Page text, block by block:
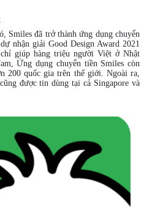
Smiles đã trở thành ứng dụng chuyển
nhận giải Good Design Award 2021
giúp hàng triệu người Việt ở Nhật
Ứng dụng chuyển tiền Smiles còn
200 quốc gia trên thế giới. Ngoài ra,
được tin dùng tại cả Singapore và